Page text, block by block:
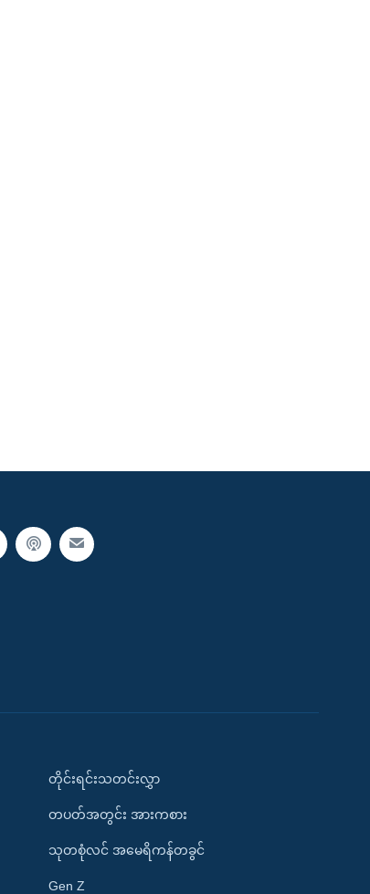
တိုင်းရင်းသတင်းလွှာ
တပတ်အတွင်း အားကစား
သုတစုံလင် အမေရိကန်တခွင်
Gen Z